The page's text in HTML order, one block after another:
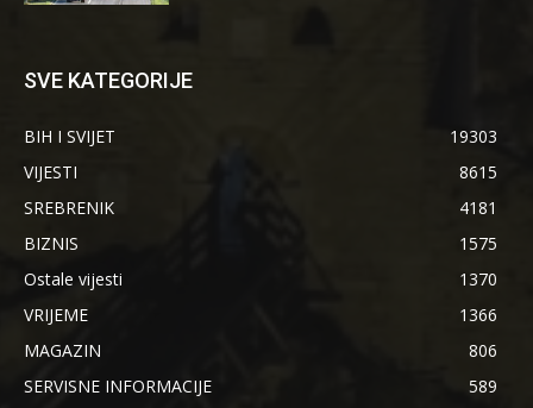
SVE KATEGORIJE
BIH I SVIJET
19303
VIJESTI
8615
SREBRENIK
4181
BIZNIS
1575
Ostale vijesti
1370
VRIJEME
1366
MAGAZIN
806
SERVISNE INFORMACIJE
589